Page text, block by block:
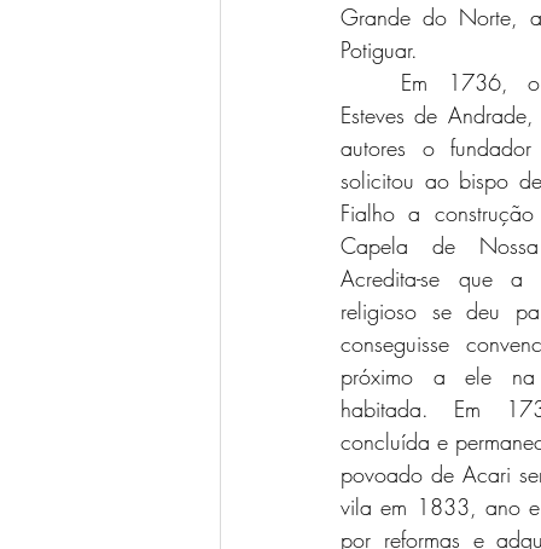
Grande do Norte,
Potiguar.
Esteves de
autores o
solicitou ao bispo
Fialho a
Capela de
Acredita-se que a
religioso se deu
conseguisse
próximo a ele
habitada. Em
concluída e
povoado de Acari
vila em 1833, ano
por reformas e